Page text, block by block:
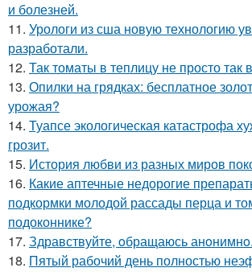
и болезней.
11. Урологи из сша новую технологию
разработали.
12. Так томаты в теплицу не просто так
13. Опилки на грядках: бесплатное
урожая?
14. Туапсе экологическая катастрофа
грозит.
15. История любви из разных миров
16. Какие аптечные недорогие
подкормки молодой рассады перца и
подоконнике?
17. Здравствуйте, oбращаюсь анoнимнo.
18. Пятый рабочий день полностью